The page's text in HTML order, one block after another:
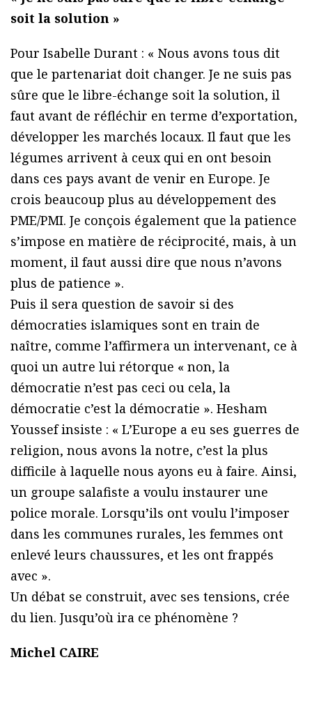
soit la solution »
Pour Isabelle Durant : « Nous avons tous dit
que le partenariat doit changer. Je ne suis pas
sûre que le libre-échange soit la solution, il
faut avant de réfléchir en terme d’exportation,
développer les marchés locaux. Il faut que les
légumes arrivent à ceux qui en ont besoin
dans ces pays avant de venir en Europe. Je
crois beaucoup plus au développement des
PME/PMI. Je conçois également que la patience
s’impose en matière de réciprocité, mais, à un
moment, il faut aussi dire que nous n’avons
plus de patience ».
Puis il sera question de savoir si des
démocraties islamiques sont en train de
naître, comme l’affirmera un intervenant, ce à
quoi un autre lui rétorque « non, la
démocratie n’est pas ceci ou cela, la
démocratie c’est la démocratie ». Hesham
Youssef insiste : « L’Europe a eu ses guerres de
religion, nous avons la notre, c’est la plus
difficile à laquelle nous ayons eu à faire. Ainsi,
un groupe salafiste a voulu instaurer une
police morale. Lorsqu’ils ont voulu l’imposer
dans les communes rurales, les femmes ont
enlevé leurs chaussures, et les ont frappés
avec ».
Un débat se construit, avec ses tensions, crée
du lien. Jusqu’où ira ce phénomène ?
Michel CAIRE